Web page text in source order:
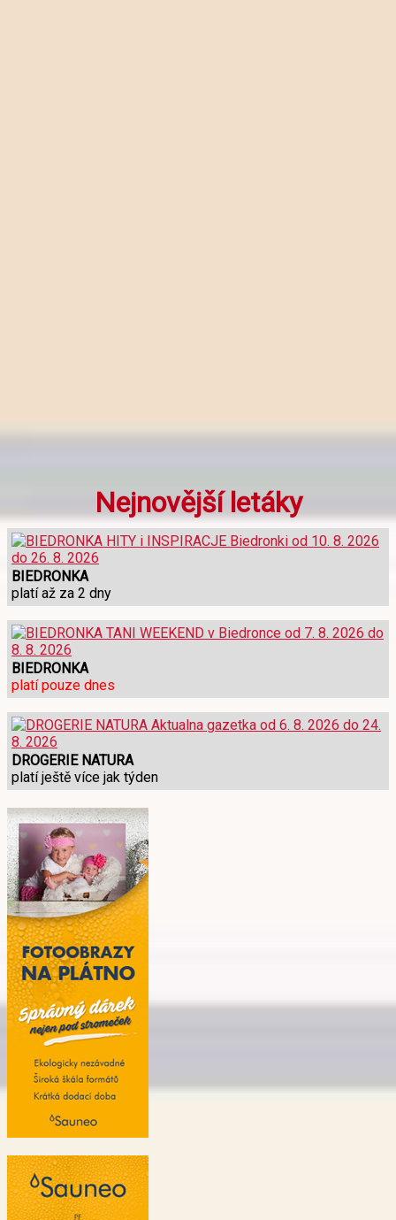
Nejnovější letáky
BIEDRONKA
platí až za 2 dny
BIEDRONKA
platí pouze dnes
DROGERIE NATURA
platí ještě více jak týden